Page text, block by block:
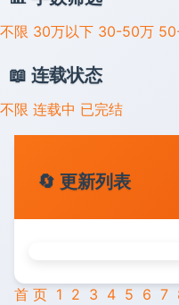
不限 30万以下 30-50万
📖 连载状态
不限 连载中 已完结
🔄 更新列表
首 页 1 2 3 4 5 6 7